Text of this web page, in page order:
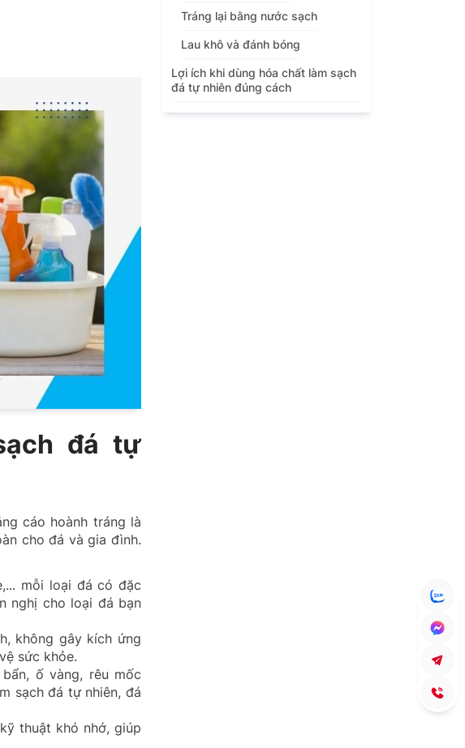
đá tự
cáo hoành tráng là
cho đá và gia đình.
mỗi loại đá có đặc
nghị cho loại đá bạn
không gây kích ứng
sức khỏe.
ố vàng, rêu mốc
sạch đá tự nhiên, đá
thuật khó nhớ, giúp
Tráng lại bằng nước sạch
Lau khô và đánh bóng
Lợi ích khi dùng hóa chất làm sạch
đá tự nhiên đúng cách